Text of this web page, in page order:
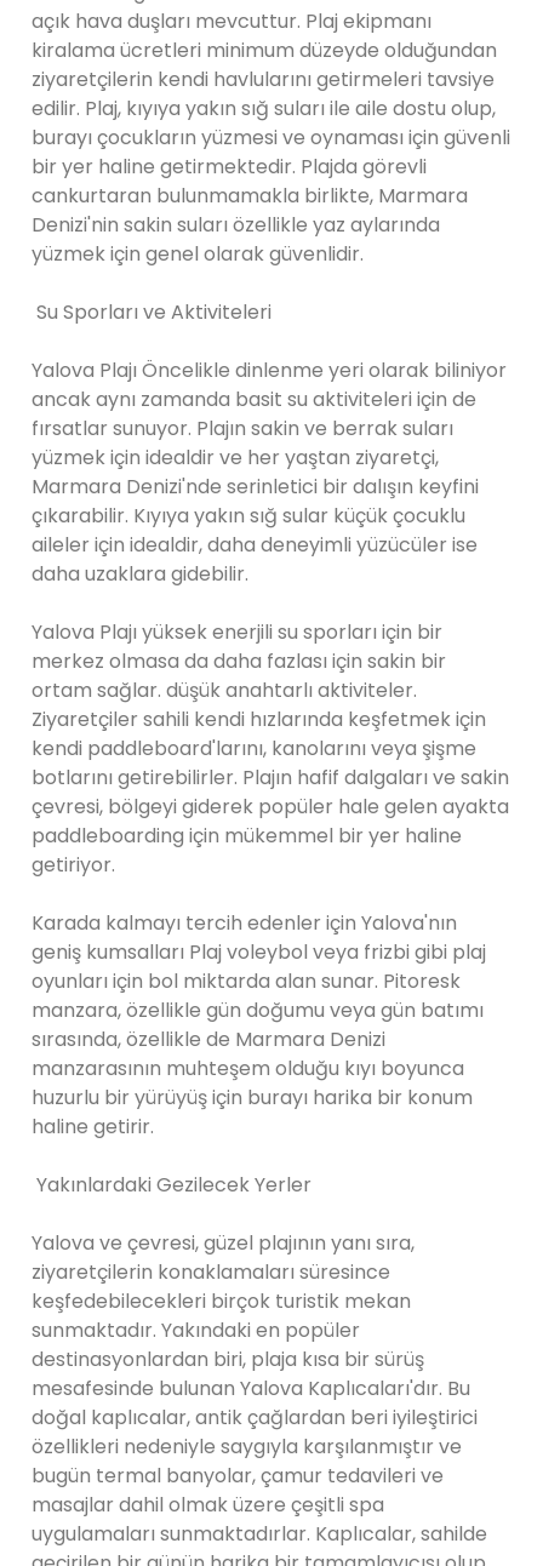
açık hava duşları mevcuttur. Plaj ekipmanı
kiralama ücretleri minimum düzeyde olduğundan
ziyaretçilerin kendi havlularını getirmeleri tavsiye
edilir. Plaj, kıyıya yakın sığ suları ile aile dostu olup,
burayı çocukların yüzmesi ve oynaması için güvenli
bir yer haline getirmektedir. Plajda görevli
cankurtaran bulunmamakla birlikte, Marmara
Denizi'nin sakin suları özellikle yaz aylarında
yüzmek için genel olarak güvenlidir.
Su Sporları ve Aktiviteleri
Yalova Plajı Öncelikle dinlenme yeri olarak biliniyor
ancak aynı zamanda basit su aktiviteleri için de
fırsatlar sunuyor. Plajın sakin ve berrak suları
yüzmek için idealdir ve her yaştan ziyaretçi,
Marmara Denizi'nde serinletici bir dalışın keyfini
çıkarabilir. Kıyıya yakın sığ sular küçük çocuklu
aileler için idealdir, daha deneyimli yüzücüler ise
daha uzaklara gidebilir.
Yalova Plajı yüksek enerjili su sporları için bir
merkez olmasa da daha fazlası için sakin bir
ortam sağlar. düşük anahtarlı aktiviteler.
Ziyaretçiler sahili kendi hızlarında keşfetmek için
kendi paddleboard'larını, kanolarını veya şişme
botlarını getirebilirler. Plajın hafif dalgaları ve sakin
çevresi, bölgeyi giderek popüler hale gelen ayakta
paddleboarding için mükemmel bir yer haline
getiriyor.
Karada kalmayı tercih edenler için Yalova'nın
geniş kumsalları Plaj voleybol veya frizbi gibi plaj
oyunları için bol miktarda alan sunar. Pitoresk
manzara, özellikle gün doğumu veya gün batımı
sırasında, özellikle de Marmara Denizi
manzarasının muhteşem olduğu kıyı boyunca
huzurlu bir yürüyüş için burayı harika bir konum
haline getirir.
Yakınlardaki Gezilecek Yerler
Yalova ve çevresi, güzel plajının yanı sıra,
ziyaretçilerin konaklamaları süresince
keşfedebilecekleri birçok turistik mekan
sunmaktadır. Yakındaki en popüler
destinasyonlardan biri, plaja kısa bir sürüş
mesafesinde bulunan Yalova Kaplıcaları'dır. Bu
doğal kaplıcalar, antik çağlardan beri iyileştirici
özellikleri nedeniyle saygıyla karşılanmıştır ve
bugün termal banyolar, çamur tedavileri ve
masajlar dahil olmak üzere çeşitli spa
uygulamaları sunmaktadırlar. Kaplıcalar, sahilde